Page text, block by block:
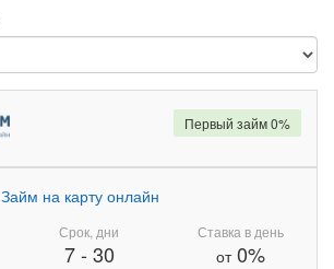
Займ на карту онлайн
Срок, дни
7- 30
Ставка в день
от0%
Первый займ 0%